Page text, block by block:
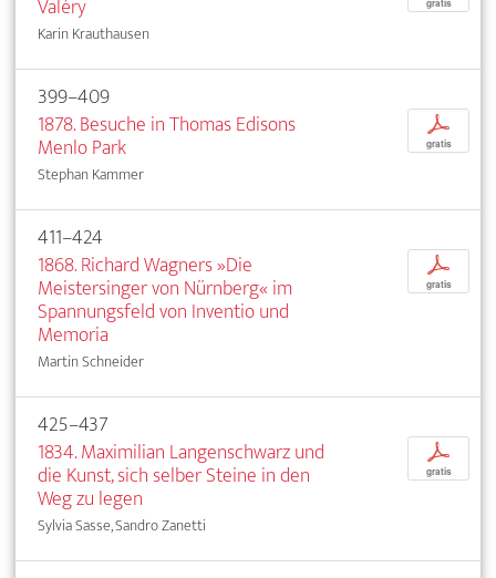
Karin Krauthausen
gratis
399–409
1878. Besuche in Thomas Edisons
Menlo Park
Stephan Kammer
p
gratis
411–424
1868. Richard Wagners »Die
Meistersinger von Nürnberg« im
Spannungsfeld von Inventio und
Memoria
Martin Schneider
p
gratis
425–437
1834. Maximilian Langenschwarz und
die Kunst, sich selber Steine in den
Weg zu legen
Sylvia Sasse, Sandro Zanetti
p
gratis